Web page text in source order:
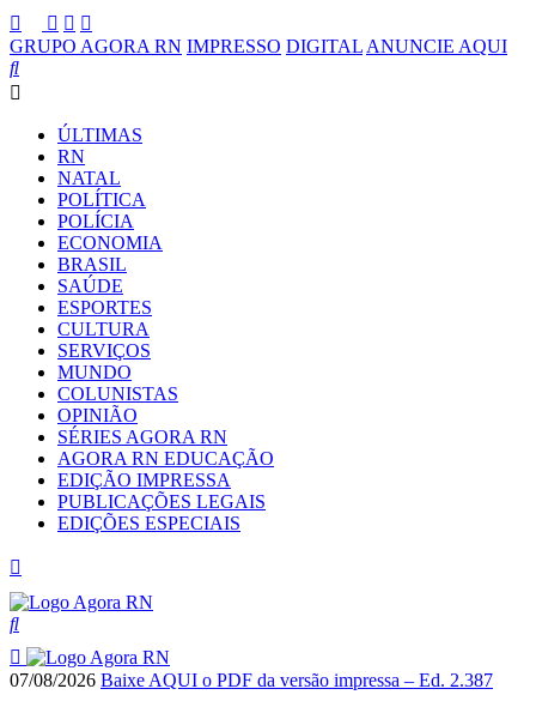
GRUPO AGORA RN IMPRESSO DIGITAL ANUNCIE AQUI
ÚLTIMAS
RN
NATAL
POLÍTICA
POLÍCIA
ECONOMIA
BRASIL
SAÚDE
ESPORTES
CULTURA
SERVIÇOS
MUNDO
COLUNISTAS
OPINIÃO
SÉRIES AGORA RN
AGORA RN EDUCAÇÃO
EDIÇÃO IMPRESSA
PUBLICAÇÕES LEGAIS
EDIÇÕES ESPECIAIS
07/08/2026 Baixe AQUI o PDF da versão impressa – Ed. 2.387